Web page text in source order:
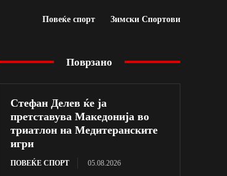
Повеќе спорт Зимски Спортови
Поврзано
Стефан Делев ќе ја
претставува Македонија во
триатлон на Медитеранските
игри
ПОВЕЌЕ СПОРТ 05.08.2026